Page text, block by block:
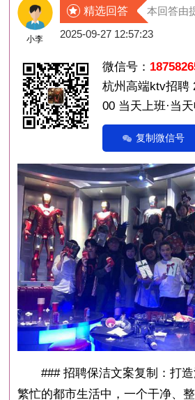
小李
精选回答 本回答由
2025-09-27 12:57:23
微信号：
杭州高端ktv招聘
00 当天上班·当
复制微信号
### 招聘保洁文案复制：打造
繁忙的都市生活中，一个干净、